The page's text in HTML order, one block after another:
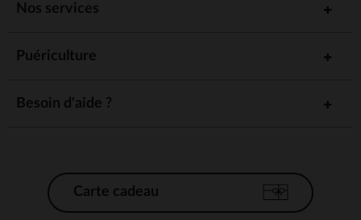
Nos services
Puériculture
Besoin d'aide ?
Carte cadeau